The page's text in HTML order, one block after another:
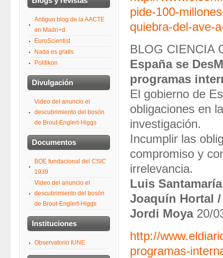
pide-100-
quiebra-del-ave-
BLOG CIENCIA
España se
programas
El gobierno de
obligaciones en
investigación.
Incumplir las
compromiso y
irrelevancia.
Luis
Joaquín Hortal
Jordi Moya 20/
http://
programas-
Antiguo blog de la AACTE
en Madri+d
EuroScientist
Nada es gratis
Politikon
Divulgación
Video del anuncio el
descubrimiento del bosón
de Brout-Englert-Higgs
Documentos
BOE fundacional del CSIC
1939
Video del anuncio el
descubrimiento del bosón
de Brout-Englert-Higgs
Instituciones
Observatorio IUNE